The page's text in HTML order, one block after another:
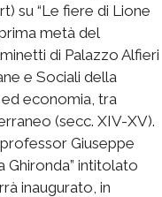
su “Le fiere di Lione
metà del
di Palazzo Alfieri
e Sociali della
economia, tra
(secc. XIV-XV).
Giuseppe
Ghironda” intitolato
inaugurato, in